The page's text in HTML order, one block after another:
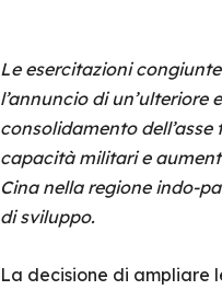
Le esercitazioni
l’annuncio di
consolidamento
capacità militari e
Cina nella regione indo-
di sviluppo.
La decisione di ampliare